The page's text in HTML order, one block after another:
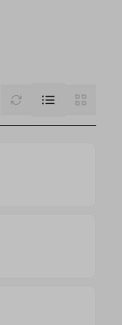
Reset List Grid